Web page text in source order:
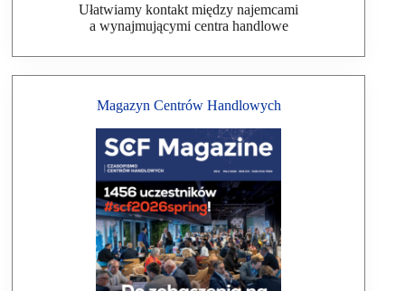
Ułatwiamy kontakt między najemcami
a wynajmującymi centra handlowe
Magazyn Centrów Handlowych